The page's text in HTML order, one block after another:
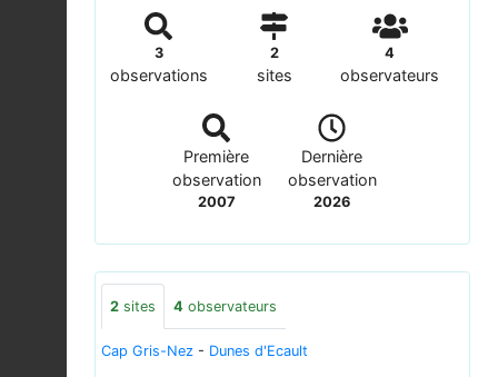
3
observations
2
sites
4
observateurs
Première
observation
2007
Dernière
observation
2026
2 sites 4 observateurs
Cap Gris-Nez - Dunes d'Ecault